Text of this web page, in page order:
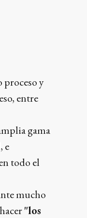
proceso y
entre
gama
e
todo el
mucho
"los